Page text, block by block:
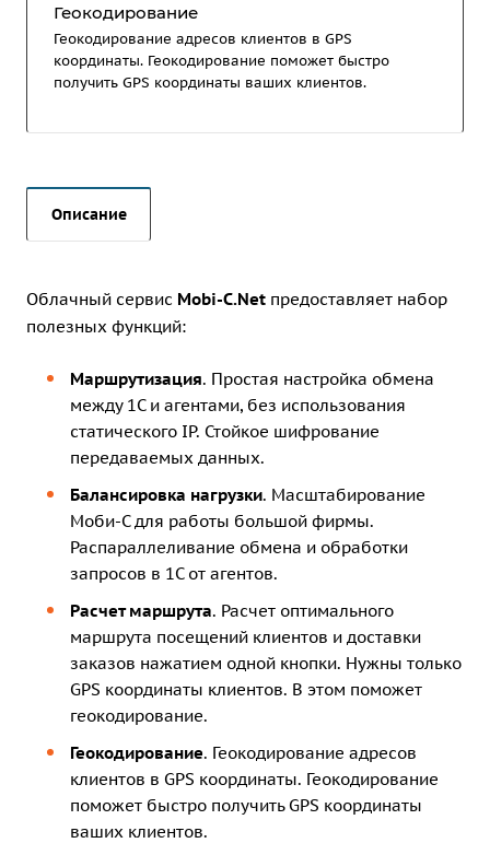
Геокодирование
Геокодирование адресов клиентов в GPS
координаты. Геокодирование поможет быстро
получить GPS координаты ваших клиентов.
Описание
Облачный сервис Mobi-С.Net предоставляет набор
полезных функций:
Маршрутизация. Простая настройка обмена
между 1С и агентами, без использования
статического IP. Стойкое шифрование
передаваемых данных.
Балансировка нагрузки. Масштабирование
Моби-С для работы большой фирмы.
Распараллеливание обмена и обработки
запросов в 1С от агентов.
Расчет маршрута. Расчет оптимального
маршрута посещений клиентов и доставки
заказов нажатием одной кнопки. Нужны только
GPS координаты клиентов. В этом поможет
геокодирование.
Геокодирование. Геокодирование адресов
клиентов в GPS координаты. Геокодирование
поможет быстро получить GPS координаты
ваших клиентов.